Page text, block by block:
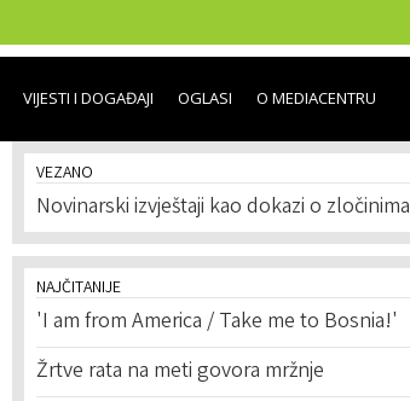
VIJESTI I DOGAĐAJI OGLASI O MEDIACENTRU
VEZANO
Novinarski izvještaji kao dokazi o zločinima
NAJČITANIJE
'I am from America / Take me to Bosnia!'
Žrtve rata na meti govora mržnje